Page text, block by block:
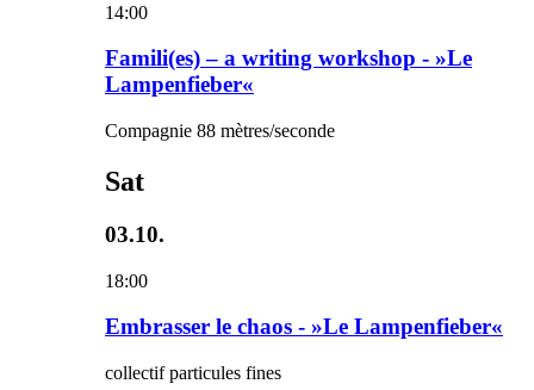
14:00
Famili(es) – a writing workshop - »Le
Lampenfieber«
Compagnie 88 mètres/seconde
Sat
03.10.
18:00
Embrasser le chaos - »Le Lampenfieber«
collectif particules fines